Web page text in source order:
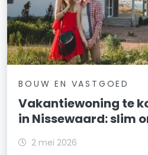
BOUW EN VASTGOED
Vakantiewoning te
in Nissewaard: slim
2 mei 2026